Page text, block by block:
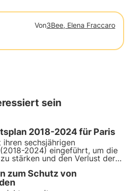
Von3Bee, Elena Fraccaro
sein
2018-2024 für Paris
sechsjährigen
2024) eingeführt, um die
stärken und den Verlust der
Die verschiedenen
Rahmen des
werden, werden in
zum Schutz von